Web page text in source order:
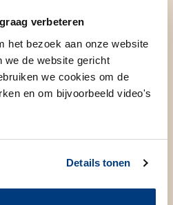
verbeteren
het bezoek aan onze website
we de website gericht
we cookies om de
en om bijvoorbeeld video's
Details tonen
de operatie: zacht voedsel